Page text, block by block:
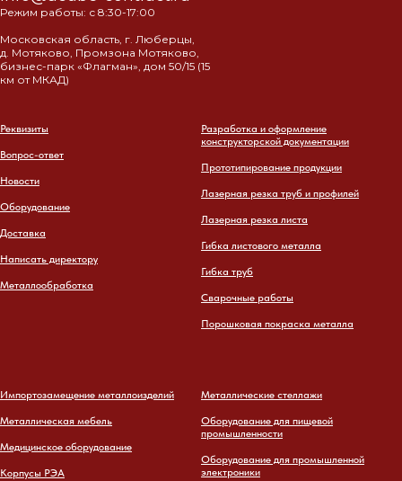
Режим работы: с 8:30-17:00
Московская область, г. Люберцы,
д. Мотяково, Промзона Мотяково,
бизнес-парк «Флагман», дом 50/15 (15
км от МКАД)
Реквизиты
Вопрос-ответ
Новости
Оборудование
Доставка
Написать директору
Металлообработка
Разработка и оформление
конструкторской документации
Прототипирование продукции
Лазерная резка труб и профилей
Лазерная резка листа
Гибка листового металла
Гибка труб
Сварочные работы
Порошковая покраска металла
Импортозамещение металлоизделий
Металлическая мебель
Медицинское оборудование
Корпусы РЭА
Металлические стеллажи
Оборудование для пищевой
промышленности
Оборудование для промышленной
электроники